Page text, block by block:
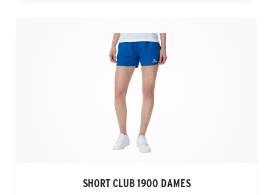
SHORT CLUB 1900 DAMES